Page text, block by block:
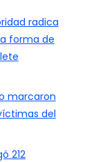
radica
forma de
marcaron
del
212